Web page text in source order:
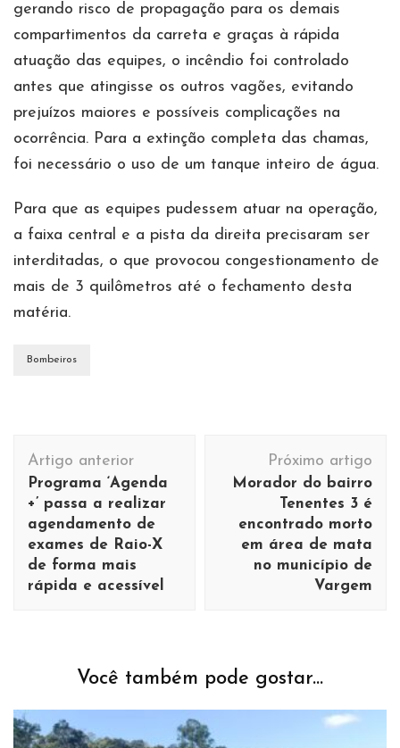
gerando risco de propagação para os demais
compartimentos da carreta e graças à rápida
atuação das equipes, o incêndio foi controlado
antes que atingisse os outros vagões, evitando
prejuízos maiores e possíveis complicações na
ocorrência. Para a extinção completa das chamas,
foi necessário o uso de um tanque inteiro de água.
Para que as equipes pudessem atuar na operação,
a faixa central e a pista da direita precisaram ser
interditadas, o que provocou congestionamento de
mais de 3 quilômetros até o fechamento desta
matéria.
Bombeiros
Navegação
de
post
Artigo anterior
Programa ‘Agenda
+’ passa a realizar
agendamento de
exames de Raio-X
de forma mais
rápida e acessível
Próximo artigo
Morador do bairro
Tenentes 3 é
encontrado morto
em área de mata
no município de
Vargem
Você também pode gostar...